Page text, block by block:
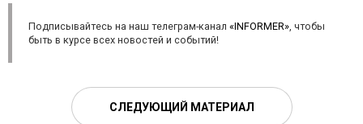
Подписывайтесь на наш телеграм-канал «INFORMER», чтобы
быть в курсе всех новостей и событий!
СЛЕДУЮЩИЙ МАТЕРИАЛ